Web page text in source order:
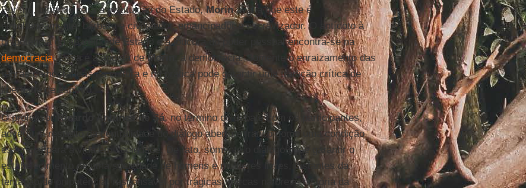
Por fim, olhando para a instituição do Estado,Morinavalia que este é,
simultaneamente, bárbaro e civilizador, emancipador e escravizador. O antídoto à
onipotência do aparelho de Estado e à loucura do poder pessoal encontra-se na
democracia. Essa é a aposta deMorin
: a democracia. Somente o enraizamento das
regras democráticas na cultura e na prática pode garantir uma tradição crítica de
liberdade de espírito.
O professor Ricardo Antunes de Sá, no término do debate com os participantes,
advertiu a respeito da centralidade do diálogo aberto e franco como uma condição
essencial para a vida em sociedade. De fato, somente o diálogo pode garantir o
estabelecimento de uma sociedade de homens e mulheres livres, distantes da
tentação de onipotência, responsável por trágicas marcas na breve história da